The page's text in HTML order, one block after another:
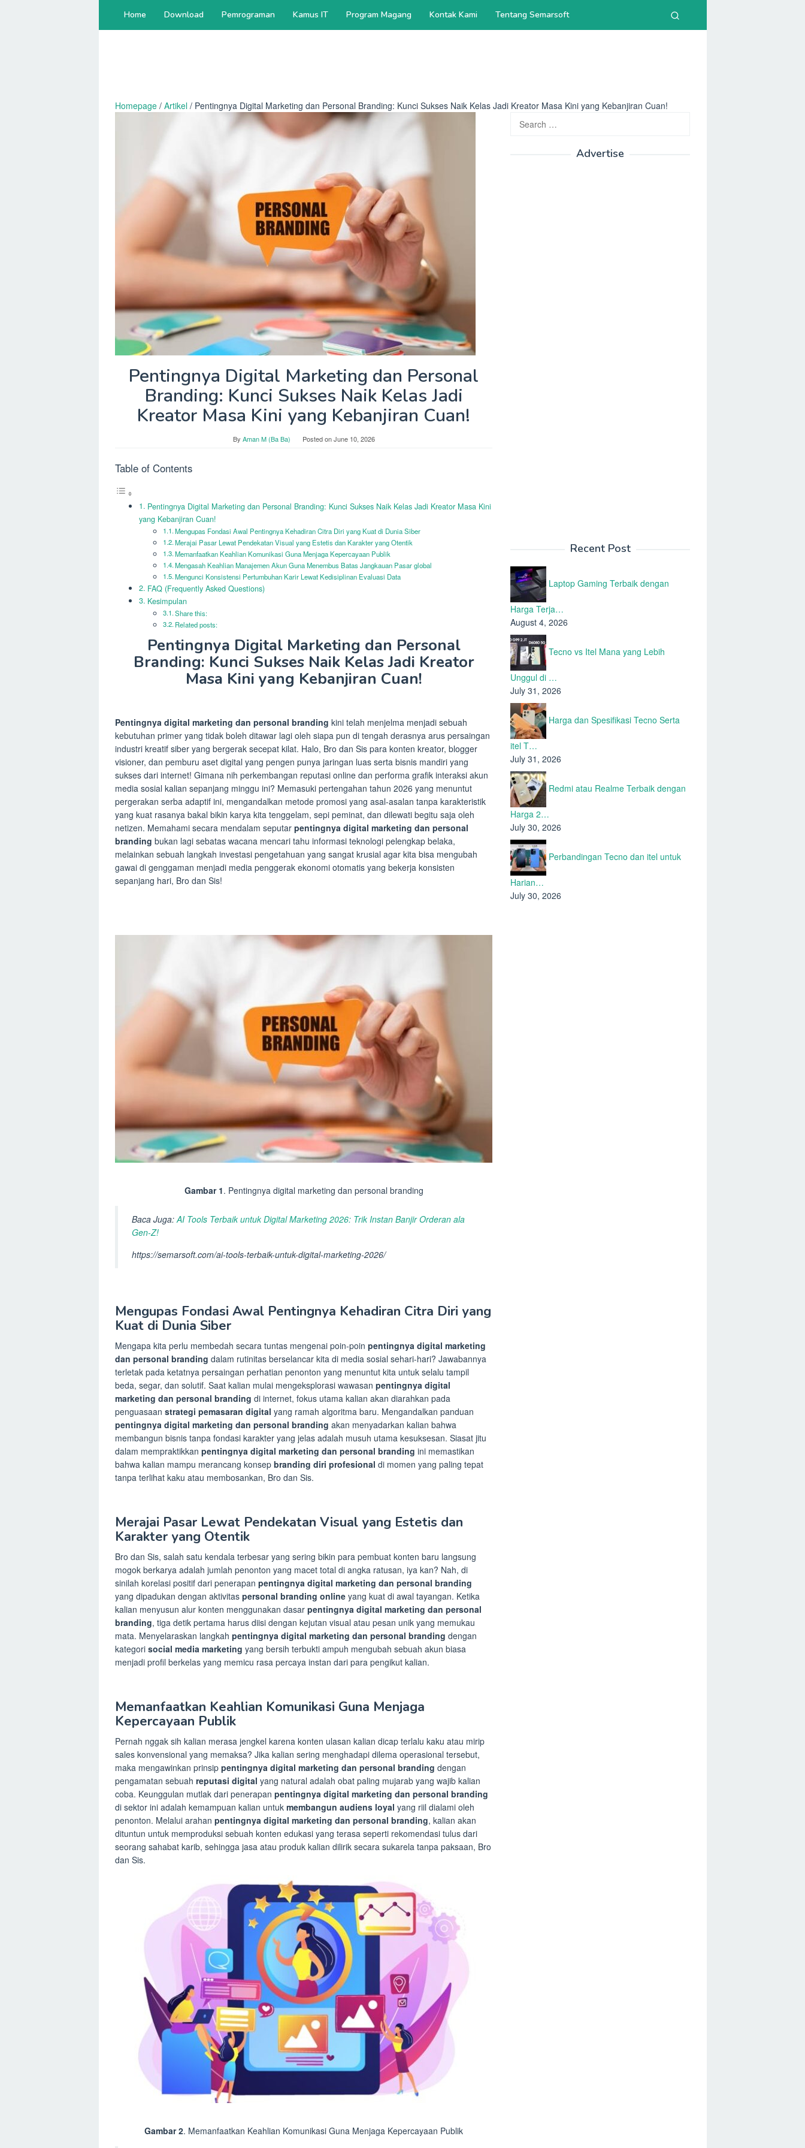
content
Home Download Pemrograman Kamus IT Program Magang Kontak Kami Tentang Semarsoft
Homepage / Artikel / Pentingnya Digital Marketing dan Personal Branding: Kunci Sukses Naik Kelas Jadi Kreator Masa Kini yang Kebanjiran Cuan!
Pentingnya Digital Marketing dan Personal
Branding: Kunci Sukses Naik Kelas Jadi
Kreator Masa Kini yang Kebanjiran Cuan!
By Aman M (Ba Ba) Posted onJune 10, 2026
Table of Contents
Pentingnya Digital Marketing dan Personal Branding: Kunci Sukses Naik Kelas Jadi Kreator Masa Kini
yang Kebanjiran Cuan!
Mengupas Fondasi Awal Pentingnya Kehadiran Citra Diri yang Kuat di Dunia Siber
Merajai Pasar Lewat Pendekatan Visual yang Estetis dan Karakter yang Otentik
Memanfaatkan Keahlian Komunikasi Guna Menjaga Kepercayaan Publik
Mengasah Keahlian Manajemen Akun Guna Menembus Batas Jangkauan Pasar global
Mengunci Konsistensi Pertumbuhan Karir Lewat Kedisiplinan Evaluasi Data
FAQ (Frequently Asked Questions)
Kesimpulan
Share this:
Related posts:
Pentingnya Digital Marketing dan Personal
Branding: Kunci Sukses Naik Kelas Jadi Kreator
Masa Kini yang Kebanjiran Cuan!
Pentingnya digital marketing dan personal branding kini telah menjelma menjadi sebuah
kebutuhan primer yang tidak boleh ditawar lagi oleh siapa pun di tengah derasnya arus persaingan
industri kreatif siber yang bergerak secepat kilat. Halo, Bro dan Sis para konten kreator, blogger
visioner, dan pemburu aset digital yang pengen punya jaringan luas serta bisnis mandiri yang
sukses dari internet! Gimana nih perkembangan reputasi online dan performa grafik interaksi akun
media sosial kalian sepanjang minggu ini? Memasuki pertengahan tahun 2026 yang menuntut
pergerakan serba adaptif ini, mengandalkan metode promosi yang asal-asalan tanpa karakteristik
yang kuat rasanya bakal bikin karya kita tenggelam, sepi peminat, dan dilewati begitu saja oleh
netizen. Memahami secara mendalam seputar pentingnya digital marketing dan personal
branding bukan lagi sebatas wacana mencari tahu informasi teknologi pelengkap belaka,
melainkan sebuah langkah investasi pengetahuan yang sangat krusial agar kita bisa mengubah
gawai di genggaman menjadi media penggerak ekonomi otomatis yang bekerja konsisten
sepanjang hari, Bro dan Sis!
Gambar 1. Pentingnya digital marketing dan personal branding
Baca Juga:AI Tools Terbaik untuk Digital Marketing 2026: Trik Instan Banjir Orderan ala
Gen-Z!
https://semarsoft.com/ai-tools-terbaik-untuk-digital-marketing-2026/
Mengupas Fondasi Awal Pentingnya Kehadiran Citra Diri yang
Kuat di Dunia Siber
Mengapa kita perlu membedah secara tuntas mengenai poin-poin pentingnya digital marketing
dan personal branding dalam rutinitas berselancar kita di media sosial sehari-hari? Jawabannya
terletak pada ketatnya persaingan perhatian penonton yang menuntut kita untuk selalu tampil
beda, segar, dan solutif. Saat kalian mulai mengeksplorasi wawasan pentingnya digital
marketing dan personal branding di internet, fokus utama kalian akan diarahkan pada
penguasaan strategi pemasaran digital yang ramah algoritma baru. Mengandalkan panduan
pentingnya digital marketing dan personal branding akan menyadarkan kalian bahwa
membangun bisnis tanpa fondasi karakter yang jelas adalah musuh utama kesuksesan. Siasat jitu
dalam mempraktikkan pentingnya digital marketing dan personal branding ini memastikan
bahwa kalian mampu merancang konsep branding diri profesional di momen yang paling tepat
tanpa terlihat kaku atau membosankan, Bro dan Sis.
Merajai Pasar Lewat Pendekatan Visual yang Estetis dan
Karakter yang Otentik
Bro dan Sis, salah satu kendala terbesar yang sering bikin para pembuat konten baru langsung
mogok berkarya adalah jumlah penonton yang macet total di angka ratusan, iya kan? Nah, di
sinilah korelasi positif dari penerapan pentingnya digital marketing dan personal branding
yang dipadukan dengan aktivitas personal branding online yang kuat di awal tayangan. Ketika
kalian menyusun alur konten menggunakan dasar pentingnya digital marketing dan personal
branding, tiga detik pertama harus diisi dengan kejutan visual atau pesan unik yang memukau
mata. Menyelaraskan langkah pentingnya digital marketing dan personal branding dengan
kategori social media marketing yang bersih terbukti ampuh mengubah sebuah akun biasa
menjadi profil berkelas yang memicu rasa percaya instan dari para pengikut kalian.
Memanfaatkan Keahlian Komunikasi Guna Menjaga
Kepercayaan Publik
Pernah nggak sih kalian merasa jengkel karena konten ulasan kalian dicap terlalu kaku atau mirip
sales konvensional yang memaksa? Jika kalian sering menghadapi dilema operasional tersebut,
maka mengawinkan prinsip pentingnya digital marketing dan personal branding dengan
pengamatan sebuah reputasi digital yang natural adalah obat paling mujarab yang wajib kalian
coba. Keunggulan mutlak dari penerapan pentingnya digital marketing dan personal branding
di sektor ini adalah kemampuan kalian untuk membangun audiens loyal yang riil dialami oleh
penonton. Melalui arahan pentingnya digital marketing dan personal branding, kalian akan
dituntun untuk memproduksi sebuah konten edukasi yang terasa seperti rekomendasi tulus dari
seorang sahabat karib, sehingga jasa atau produk kalian dilirik secara sukarela tanpa paksaan, Bro
dan Sis.
Gambar 2. Memanfaatkan Keahlian Komunikasi Guna Menjaga Kepercayaan Publik
Search
Advertise
Recent Post
Laptop Gaming Terbaik dengan
Harga Terja…
August 4, 2026
Tecno vs Itel Mana yang Lebih
Unggul di …
July 31, 2026
Harga dan Spesifikasi Tecno Serta
itel T…
July 31, 2026
Redmi atau Realme Terbaik dengan
Harga 2…
July 30, 2026
Perbandingan Tecno dan itel untuk
Harian…
July 30, 2026